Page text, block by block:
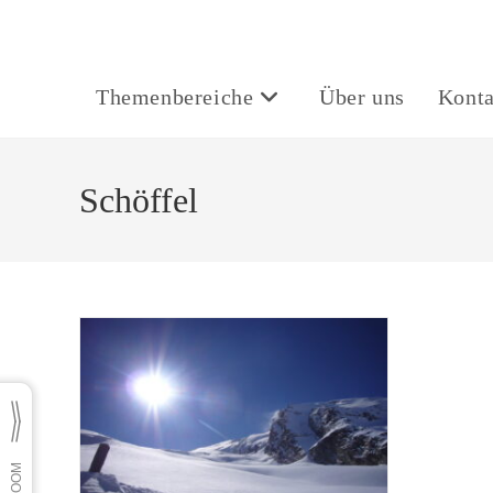
Themenbereiche Über uns
Schöffel